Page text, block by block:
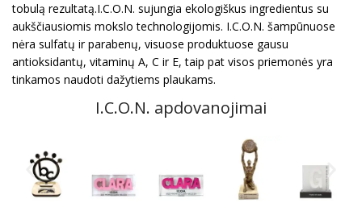
tobulą rezultatą.I.C.O.N. sujungia ekologiškus ingredientus su
aukščiausiomis mokslo technologijomis. I.C.O.N. šampūnuose
nėra sulfatų ir parabenų, visuose produktuose gausu
antioksidantų, vitaminų A, C ir E, taip pat visos priemonės yra
tinkamos naudoti dažytiems plaukams.
I.C.O.N. apdovanojimai